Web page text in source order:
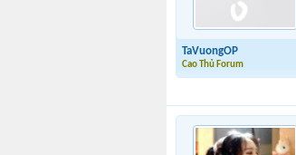
TaVuongOP
Cao Thủ Forum